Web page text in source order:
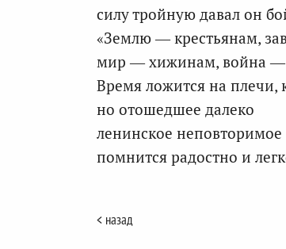
силу тройную давал он
«Землю — крестьянам,
мир — хижинам, война —
Время ложится на плечи,
но отошедшее далеко
ленинское
помнится радостно и
< назад